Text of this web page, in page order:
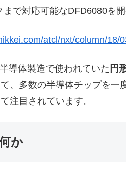
で対応可能なDFD6080を開
atcl/nxt/column/
導体製造で使われていた 円
、多数の半導体チップを一
注目されています。
か